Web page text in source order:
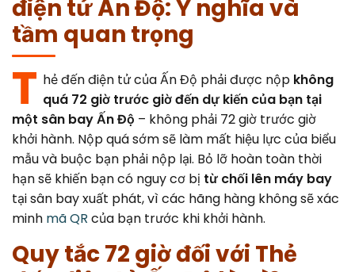
Common Mistakes
Portal Troubleshooting
Error Correction
Missed Deadline
UK Citizens
Australia
Canada
EU Citizens
NRI Guide
Delhi (IGI)
Mumbai
Bangalore
FAQ
Languages
điện tử Ấn Độ: Ý nghĩa và
tầm quan trọng
T hẻ đến điện tử của Ấn Độ phải được nộp không
quá 72 giờ trước giờ đến dự kiến của bạn tại
một sân bay Ấn Độ – không phải 72 giờ trước giờ
khởi hành. Nộp quá sớm sẽ làm mất hiệu lực của biểu
mẫu và buộc bạn phải nộp lại. Bỏ lỡ hoàn toàn thời
hạn sẽ khiến bạn có nguy cơ bị từ chối lên máy bay
tại sân bay xuất phát, vì các hãng hàng không sẽ xác
minh mã QR của bạn trước khi khởi hành.
Quy tắc 72 giờ đối với Thẻ